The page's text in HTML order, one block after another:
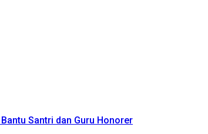
Santri dan Guru Honorer